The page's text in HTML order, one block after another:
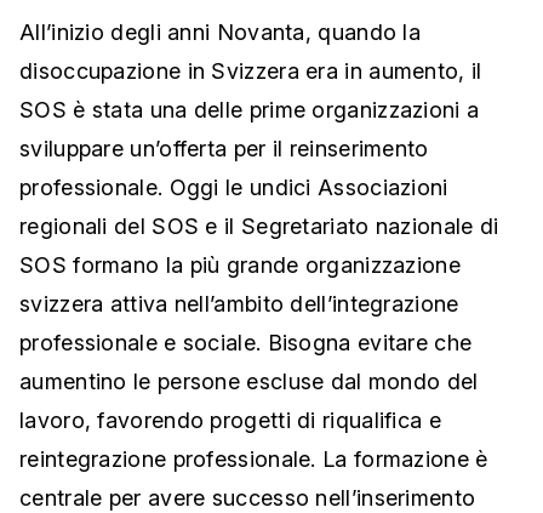
All’inizio degli anni Novanta, quando la
disoccupazione in Svizzera era in aumento, il
SOS è stata una delle prime organizzazioni a
sviluppare un’offerta per il reinserimento
professionale. Oggi le undici Associazioni
regionali del SOS e il Segretariato nazionale di
SOS formano la più grande organizzazione
svizzera attiva nell’ambito dell’integrazione
professionale e sociale. Bisogna evitare che
aumentino le persone escluse dal mondo del
lavoro, favorendo progetti di riqualifica e
reintegrazione professionale. La formazione è
centrale per avere successo nell’inserimento